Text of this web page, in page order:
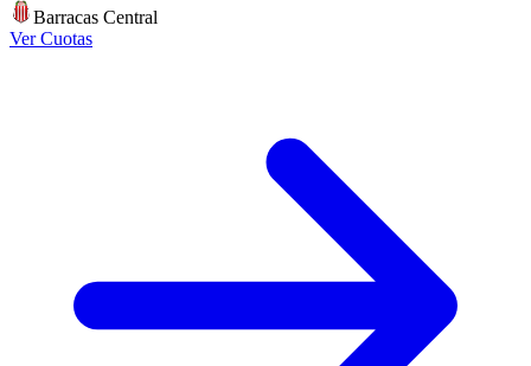
Barracas Central
Ver Cuotas